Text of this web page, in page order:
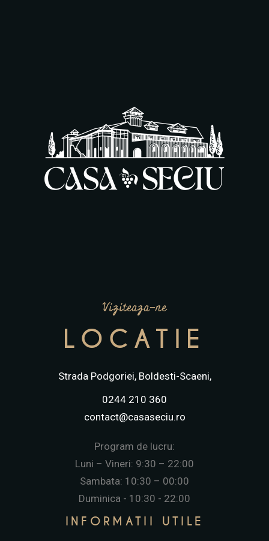
Viziteaza-ne
LOCATIE
Strada Podgoriei, Boldesti-Scaeni,
0244 210 360
contact@casaseciu.ro
Program de lucru:
Luni – Vineri: 9:30 – 22:00
Sambata: 10:30 – 00:00
Duminica - 10:30 - 22:00
INFORMATII UTILE